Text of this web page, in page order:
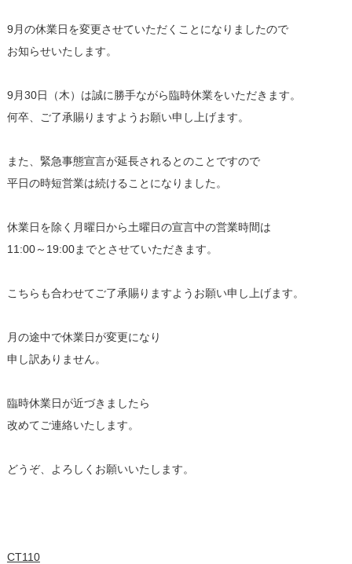
9月の休業日を変更させていただくことになりましたので
お知らせいたします。
9月30日（木）は誠に勝手ながら臨時休業をいただきます。
何卒、ご了承賜りますようお願い申し上げます。
また、緊急事態宣言が延長されるとのことですので
平日の時短営業は続けることになりました。
休業日を除く月曜日から土曜日の宣言中の営業時間は
11:00～19:00までとさせていただきます。
こちらも合わせてご了承賜りますようお願い申し上げます。
月の途中で休業日が変更になり
申し訳ありません。
臨時休業日が近づきましたら
改めてご連絡いたします。
どうぞ、よろしくお願いいたします。
CT110